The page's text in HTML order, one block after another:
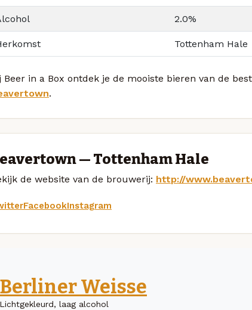
2.0%
Tottenham Hale
Beer in a Box ontdek je de mooiste bieren van de
.
— Tottenham Hale
de website van de brouwerij: http://
FacebookInstagram
Berliner Weisse
Lichtgekleurd, laag alcohol